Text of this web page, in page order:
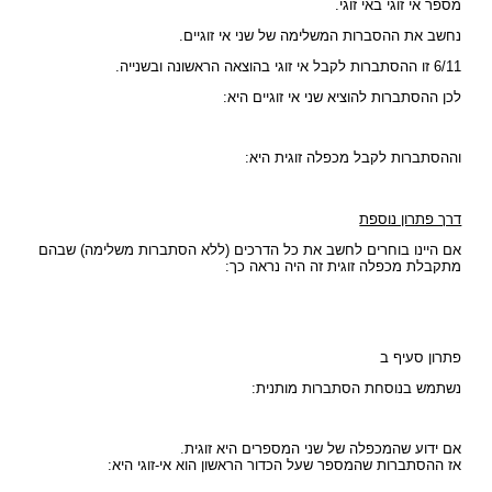
מספר אי זוגי באי זוגי.
נחשב את ההסברות המשלימה של שני אי זוגיים.
6/11 זו ההסתברות לקבל אי זוגי בהוצאה הראשונה ובשנייה.
לכן ההסתברות להוציא שני אי זוגיים היא:
וההסתברות לקבל מכפלה זוגית היא:
דרך פתרון נוספת
אם היינו בוחרים לחשב את כל הדרכים (ללא הסתברות משלימה) שבהם
מתקבלת מכפלה זוגית זה היה נראה כך:
פתרון סעיף ב
נשתמש בנוסחת הסתברות מותנית:
אם ידוע שהמכפלה של שני המספרים היא זוגית.
אז ההסתברות שהמספר שעל הכדור הראשון הוא אי-זוגי היא: